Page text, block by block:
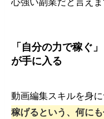
「自分の力で稼ぐ
が手に入る
動画編集スキルを身に
稼げるという、何に